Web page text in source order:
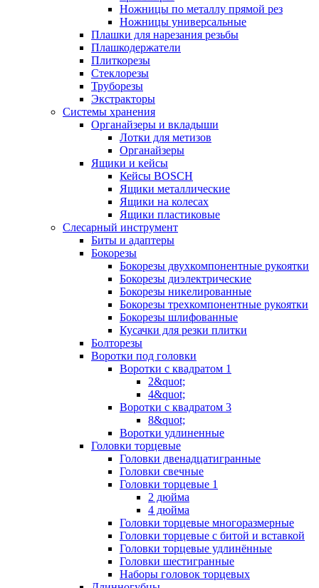
Ножницы по металлу прямой рез
Ножницы универсальные
Плашки для нарезания резьбы
Плашкодержатели
Плиткорезы
Стеклорезы
Труборезы
Экстракторы
Системы хранения
Органайзеры и вкладыши
Лотки для метизов
Органайзеры
Ящики и кейсы
Кейсы BOSCH
Ящики металлические
Ящики на колесах
Ящики пластиковые
Слесарный инструмент
Биты и адаптеры
Бокорезы
Бокорезы двухкомпонентные рукоятки
Бокорезы диэлектрические
Бокорезы никелированные
Бокорезы трехкомпонентные рукоятки
Бокорезы шлифованные
Кусачки для резки плитки
Болторезы
Воротки под головки
Воротки с квадратом 1
2&quot;
4&quot;
Воротки с квадратом 3
8&quot;
Воротки удлиненные
Головки торцевые
Головки двенадцатигранные
Головки свечные
Головки торцевые 1
2 дюйма
4 дюйма
Головки торцевые многоразмерные
Головки торцевые с битой и вставкой
Головки торцевые удлинённые
Головки шестигранные
Наборы головок торцевых